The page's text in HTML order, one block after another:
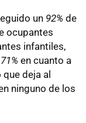
un 92% de
ocupantes
infantiles,
71% en cuanto a
deja al
ninguno de los